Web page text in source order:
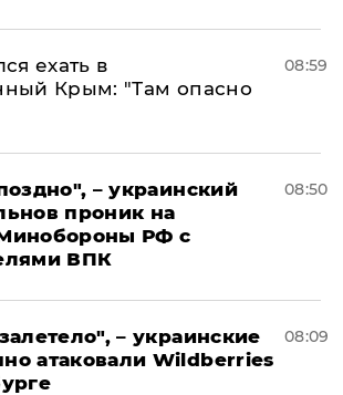
ехать в
Крым: "Там опасно
08:59
– украинский
проник на
РФ с
ВПК
08:50
– украинские
атаковали Wildberries
08:09